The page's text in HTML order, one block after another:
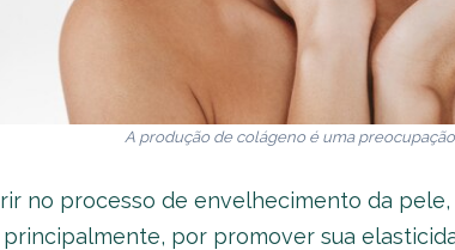
A produção de colágeno é uma
no processo de envelhecimento da
principalmente, por promover sua